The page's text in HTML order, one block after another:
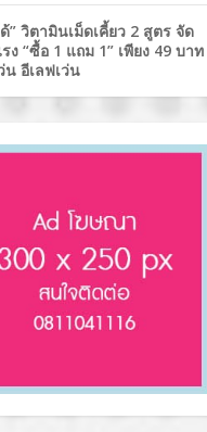
” วิตามินเม็ดเคี้ยว 2 สูตร จัด
ง “ซื้อ 1 แถม 1” เพียง 49 บาท
น อีเลฟเว่น